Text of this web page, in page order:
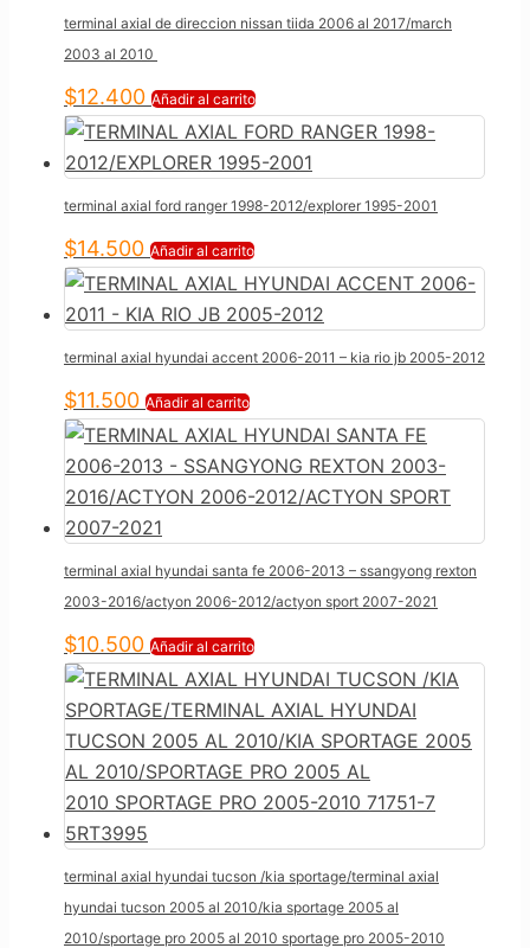
terminal axial de direccion nissan tiida 2006 al 2017/march
2003 al 2010
$12.400 Añadir al carrito
terminal axial ford ranger 1998-2012/explorer 1995-2001
$14.500 Añadir al carrito
terminal axial hyundai accent 2006-2011 – kia rio jb 2005-2012
$11.500 Añadir al carrito
terminal axial hyundai santa fe 2006-2013 – ssangyong rexton
2003-2016/actyon 2006-2012/actyon sport 2007-2021
$10.500 Añadir al carrito
terminal axial hyundai tucson /kia sportage/terminal axial
hyundai tucson 2005 al 2010/kia sportage 2005 al
2010/sportage pro 2005 al 2010 sportage pro 2005-2010